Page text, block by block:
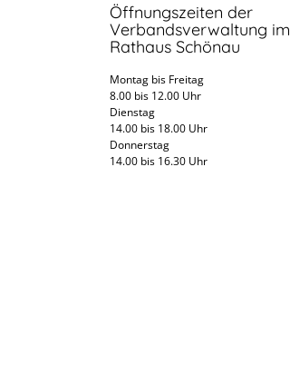
Öffnungszeiten der
Verbandsverwaltung im
Rathaus Schönau
Montag bis Freitag
8.00 bis 12.00 Uhr
Dienstag
14.00 bis 18.00 Uhr
Donnerstag
14.00 bis 16.30 Uhr